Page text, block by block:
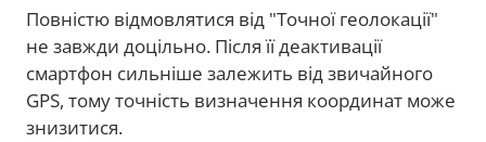
Повністю відмовлятися від "Точної геолокації"
не завжди доцільно. Після її деактивації
смартфон сильніше залежить від звичайного
GPS, тому точність визначення координат може
знизитися.